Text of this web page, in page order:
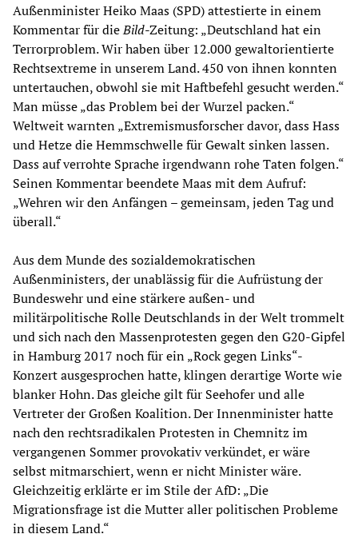
Außenminister Heiko Maas (SPD) attestierte in einem
Kommentar für dieBild-Zeitung: „Deutschland hat ein
Terrorproblem. Wir haben über 12.000 gewaltorientierte
Rechtsextreme in unserem Land. 450 von ihnen konnten
untertauchen, obwohl sie mit Haftbefehl gesucht werden.“
Man müsse „das Problem bei der Wurzel packen.“
Weltweit warnten „Extremismusforscher davor, dass Hass
und Hetze die Hemmschwelle für Gewalt sinken lassen.
Dass auf verrohte Sprache irgendwann rohe Taten folgen.“
Seinen Kommentar beendete Maas mit dem Aufruf:
„Wehren wir den Anfängen – gemeinsam, jeden Tag und
überall.“
Aus dem Munde des sozialdemokratischen
Außenministers, der unablässig für die Aufrüstung der
Bundeswehr und eine stärkere außen- und
militärpolitische Rolle Deutschlands in der Welt trommelt
und sich nach den Massenprotesten gegen den G20-Gipfel
in Hamburg 2017 noch für ein „Rock gegen Links“-
Konzert ausgesprochen hatte, klingen derartige Worte wie
blanker Hohn. Das gleiche gilt für Seehofer und alle
Vertreter der Großen Koalition. Der Innenminister hatte
nach den rechtsradikalen Protesten in Chemnitz im
vergangenen Sommer provokativ verkündet, er wäre
selbst mitmarschiert, wenn er nicht Minister wäre.
Gleichzeitig erklärte er im Stile der AfD: „Die
Migrationsfrage ist die Mutter aller politischen Probleme
in diesem Land.“